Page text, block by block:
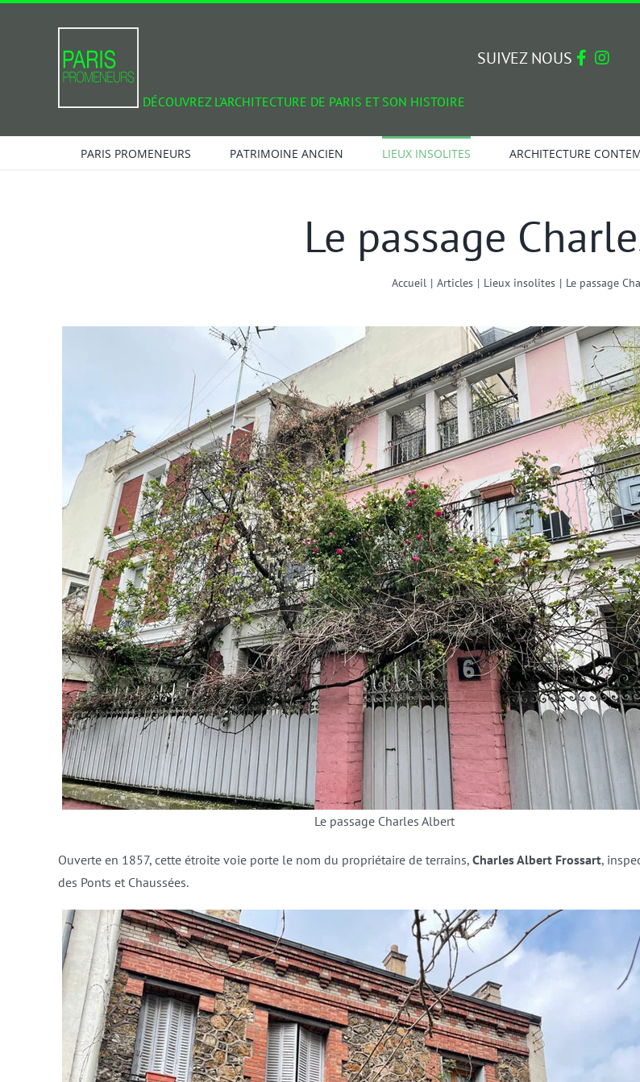
DÉCOUVREZ L'ARCHITECTURE DE PARIS ET SON HISTOIRE
SUIVEZ NOUS
PARIS PROMENEURS PATRIMOINE ANCIEN LIEUX INSOLITES ARCHITECTURE
Le passage
Accueil | Articles | Lieux insolites | Le passage
Le passage Charles Albert
Ouverte en 1857, cette étroite voie porte le nom du propriétaire de terrains, Charles Albert Frossart,
des Ponts et Chaussées.